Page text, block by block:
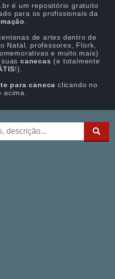
é um repositório gratuito
para os profissionais da
de artes dentro de
Natal, professores, Flork,
e muito mais)
canecas (e totalmente
!).
para caneca clicando no
acima.